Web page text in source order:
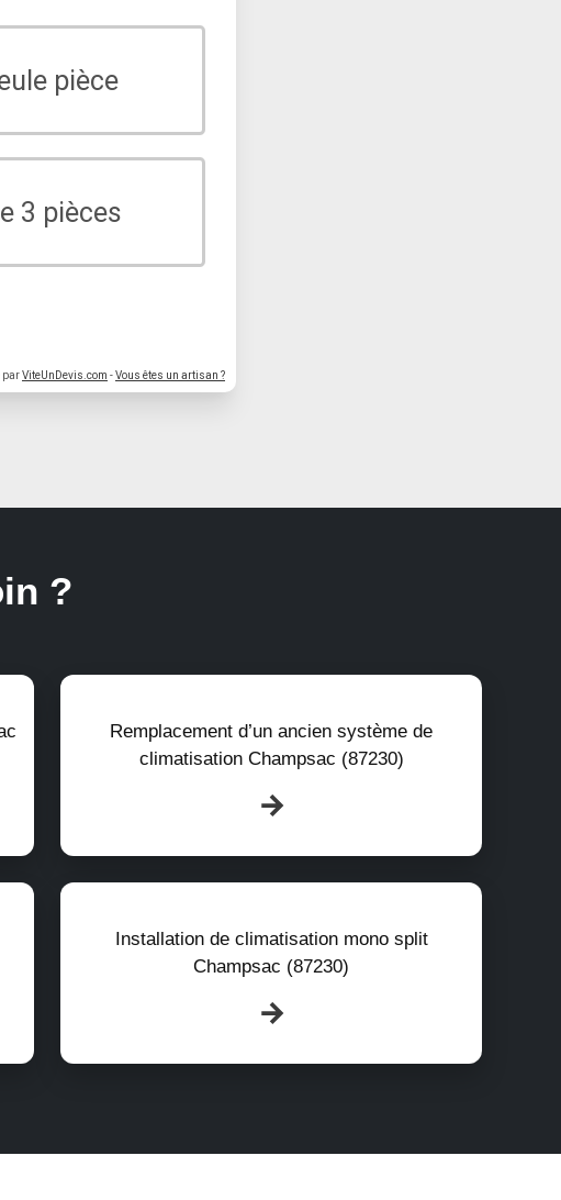
pièce
3 pièces
parViteUnDevis.com -Vous êtes un artisan ?
?
Remplacement d’un ancien système de
climatisation Champsac (87230)
Installation de climatisation mono split
Champsac (87230)